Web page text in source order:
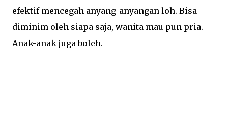
efektif mencegah anyang-anyangan loh. Bisa
diminim oleh siapa saja, wanita mau pun pria.
Anak-anak juga boleh.